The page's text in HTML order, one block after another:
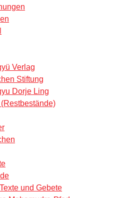
Verlag
Stiftung
Dorje Ling
und Gebete